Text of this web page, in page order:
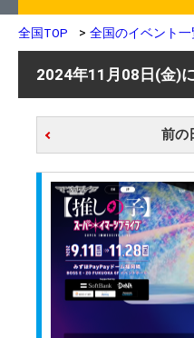
全国TOP 全国のイベント一
2024年11月08日(金)
前の